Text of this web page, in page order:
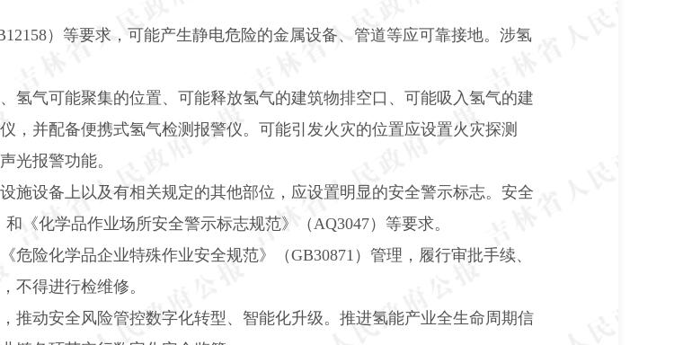
）等要求，可能产生静电危险的金属设备、管道等应可靠接地。涉氢
气可能聚集的位置、可能释放氢气的建筑物排空口、可能吸入氢气的建
，并配备便携式氢气检测报警仪。可能引发火灾的位置应设置火灾探测
光报警功能。
设备上以及有相关规定的其他部位，应设置明显的安全警示标志。安全
和《化学品作业场所安全警示标志规范》（AQ3047）等要求。
险化学品企业特殊作业安全规范》（GB30871 ）管理，履行审批手续、
不得进行检维修。
动安全风险管控数字化转型、智能化升级。推进氢能产业全生命周期信